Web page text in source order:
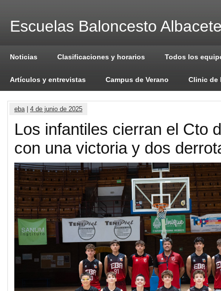
Escuelas Baloncesto
Noticias Clasificaciones y horarios Todos los
Artículos y entrevistas Campus de Verano Clinic de
eba| 4 de junio de 2025
Los infantiles cierran el Cto
con una victoria y dos